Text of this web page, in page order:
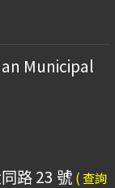
Municipal
路 23 號 ( 查詢